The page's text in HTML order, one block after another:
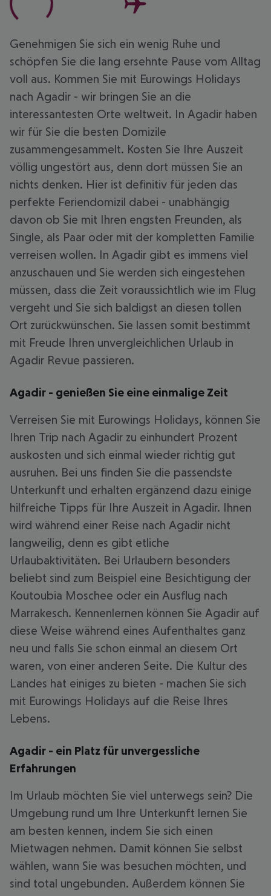
Genehmigen Sie sich ein wenig Ruhe und
schöpfen Sie die lang ersehnte Pause vom Alltag
voll aus. Kommen Sie mit Eurowings Holidays
nach Agadir - wir bringen Sie an die
interessantesten Orte weltweit. In Agadir haben
wir für Sie die besten Domizile
zusammengesammelt. Kosten Sie Ihre Auszeit
völlig ungestört aus, denn dort müssen Sie an
nichts denken. Hier ist definitiv für jeden das
perfekte Feriendomizil dabei - unabhängig
davon ob Sie mit Ihren engsten Freunden, als
Single, als Paar oder mit der kompletten Familie
verreisen wollen. In Agadir gibt es immens viel
anzuschauen und Sie werden sich eingestehen
müssen, dass die Zeit voraussichtlich wie im Flug
vergeht und Sie sich baldigst an diesen tollen
Ort zurückwünschen. Sie lassen somit bestimmt
mit Freude Ihren unvergleichlichen Urlaub in
Agadir Revue passieren.
Agadir - genießen Sie eine einmalige Zeit
Verreisen Sie mit Eurowings Holidays, können Sie
Ihren Trip nach Agadir zu einhundert Prozent
auskosten und sich einmal wieder richtig gut
ausruhen. Bei uns finden Sie die passendste
Unterkunft und erhalten ergänzend dazu einige
hilfreiche Tipps für Ihre Auszeit in Agadir. Ihnen
wird während einer Reise nach Agadir nicht
langweilig, denn es gibt etliche
Urlaubaktivitäten. Bei Urlaubern besonders
beliebt sind zum Beispiel eine Besichtigung der
Koutoubia Moschee oder ein Ausflug nach
Marrakesch. Kennenlernen können Sie Agadir auf
diese Weise während eines Aufenthaltes ganz
neu und falls Sie schon einmal an diesem Ort
waren, von einer anderen Seite. Die Kultur des
Landes hat einiges zu bieten - machen Sie sich
mit Eurowings Holidays auf die Reise Ihres
Lebens.
Agadir - ein Platz für unvergessliche
Erfahrungen
Im Urlaub möchten Sie viel unterwegs sein? Die
Umgebung rund um Ihre Unterkunft lernen Sie
am besten kennen, indem Sie sich einen
Mietwagen nehmen. Damit können Sie selbst
wählen, wann Sie was besuchen möchten, und
sind total ungebunden. Außerdem können Sie